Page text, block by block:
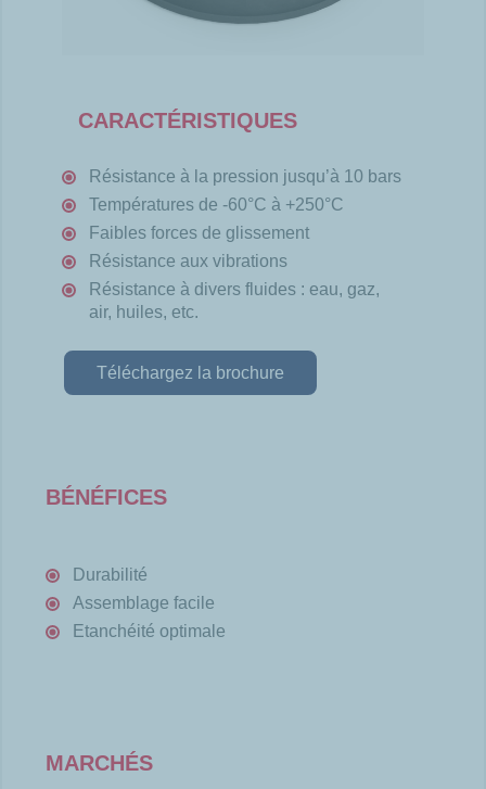
CARACTÉRISTIQUES
Résistance à la pression jusqu’à 10 bars
Températures de -60°C à +250°C
Faibles forces de glissement
Résistance aux vibrations
Résistance à divers fluides : eau, gaz,
air, huiles, etc.
Téléchargez la brochure
BÉNÉFICES
Durabilité
Assemblage facile
Etanchéité optimale
MARCHÉS